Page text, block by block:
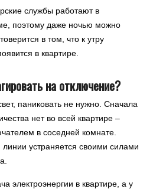
службы работают в
поэтому даже ночью можно
в том, что к утру
в квартире.
на отключение?
паниковать не нужно. Сначала
нет во всей квартире –
в соседней комнате.
устраняется своими силами
электроэнергии в квартире, а у